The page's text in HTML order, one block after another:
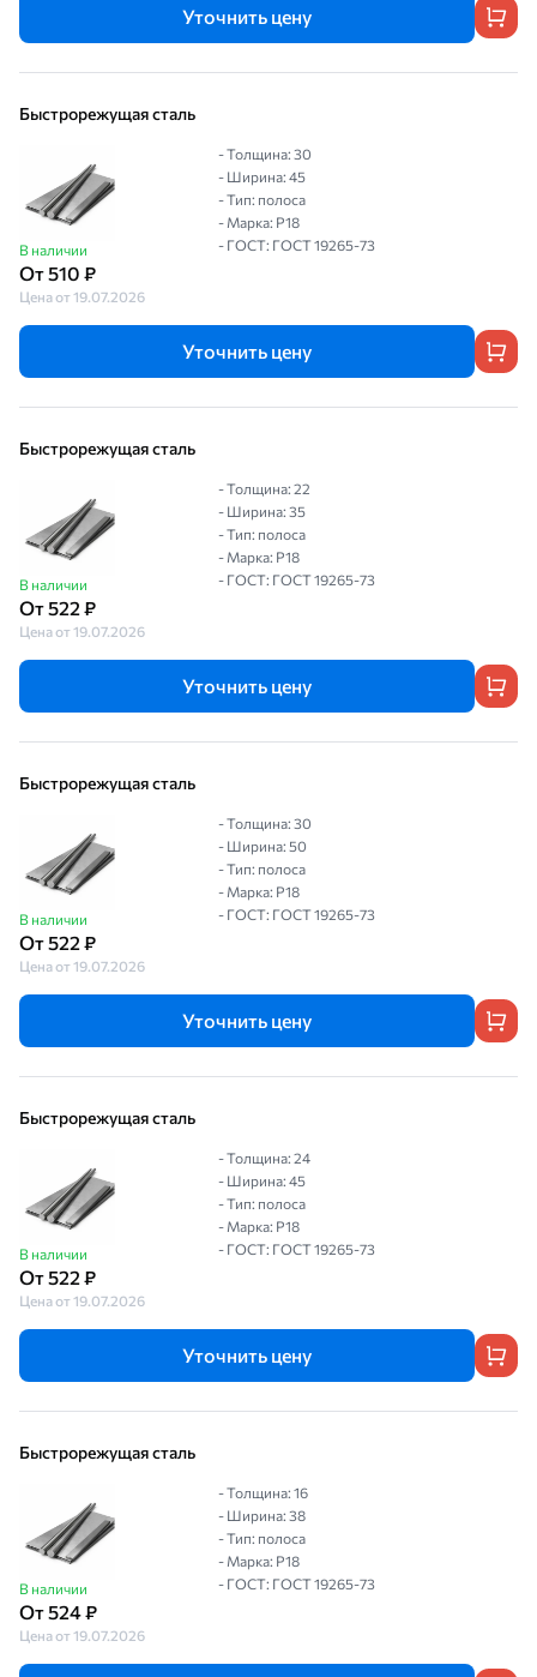
Уточнить цену
Быстрорежущая сталь
В наличии
От 510 ₽
Цена от 19.07.2026
- Толщина: 30
- Ширина: 45
- Тип: полоса
- Марка: Р18
- ГОСТ: ГОСТ 19265-73
Уточнить цену
Быстрорежущая сталь
В наличии
От 522 ₽
Цена от 19.07.2026
- Толщина: 22
- Ширина: 35
- Тип: полоса
- Марка: Р18
- ГОСТ: ГОСТ 19265-73
Уточнить цену
Быстрорежущая сталь
В наличии
От 522 ₽
Цена от 19.07.2026
- Толщина: 30
- Ширина: 50
- Тип: полоса
- Марка: Р18
- ГОСТ: ГОСТ 19265-73
Уточнить цену
Быстрорежущая сталь
В наличии
От 522 ₽
Цена от 19.07.2026
- Толщина: 24
- Ширина: 45
- Тип: полоса
- Марка: Р18
- ГОСТ: ГОСТ 19265-73
Уточнить цену
Быстрорежущая сталь
В наличии
От 524 ₽
Цена от 19.07.2026
- Толщина: 16
- Ширина: 38
- Тип: полоса
- Марка: Р18
- ГОСТ: ГОСТ 19265-73